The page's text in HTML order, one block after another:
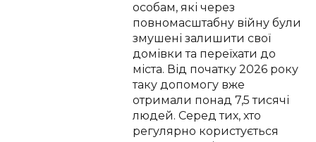
особам, які через
повномасштабну війну були
змушені залишити свої
домівки та переїхати до
міста. Від початку 2026 року
таку допомогу вже
отримали понад 7,5 тисячі
людей. Серед тих, хто
регулярно користується